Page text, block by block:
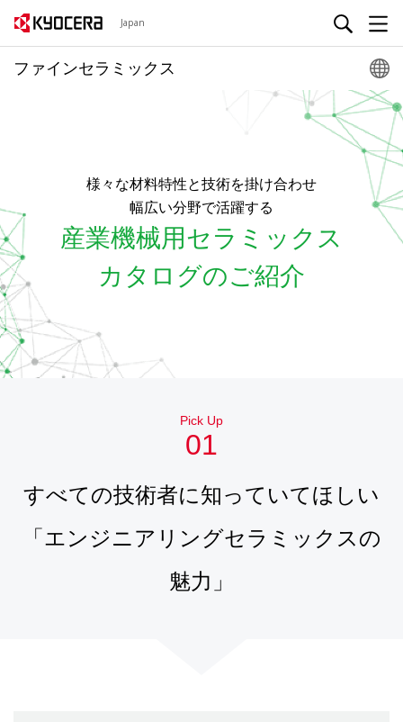
Japan
ファインセラミックス
様々な材料特性と技術を掛け合わせ
幅広い分野で活躍する
産業機械用セラミックス
カタログのご紹介
Pick Up
01
すべての技術者に知っていてほしい
「エンジニアリングセラミックスの
魅力」